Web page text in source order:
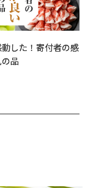
した！寄付者の感
品